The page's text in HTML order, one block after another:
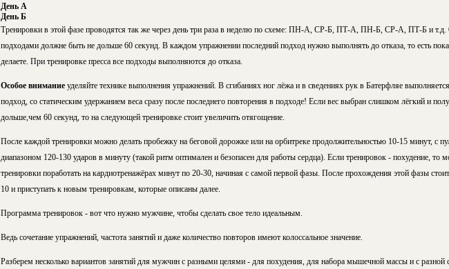
День А
День Б
Тренировки в этой фазе проводятся так же через день три раза в неделю по схеме: ПН-А, СР-Б, ПТ-А, ПН-Б, СР-А, ПТ-Б и
подходами должне быть не дольше 60 секунд. В каждом упражнении последний подход нужно выполнять до отказа, то есть
делаете. При тренировке пресса все подходы выполняются до отказа.
Особое внимание уделяйте технике выполнения упражнений. В сгибаниях ног лёжа и в сведениях рук в Батерфляе
подход, со статическим удержанием веса сразу после последнего повторения в подходе! Если вес выбран слишком лёгкий и
дольше,чем 60 секунд, то на следующей тренировке стоит увеличить отягощение.
После каждой тренировки можно делать пробежку на беговой дорожке или на орбитреке продолжительностью 10-15 минут, с
диапазоном 120-130 ударов в минуту (такой ритм оптимален и безопасен для работы сердца). Если тренировок - похудение, то
тренировки поработать на кардиотренажёрах минут по 20-30, начиная с самой первой фазы. После прохождения этой фазы
10 и приступать к новым тренировкам, которые описаны далее.
Программа тренировок - вот что нужно мужчине, чтобы сделать свое тело идеальным.
Ведь сочетание упражнений, частота занятий и даже количество повторов имеют колоссальное значение.
Разберем несколько вариантов занятий для мужчин с разными целями - для похудения, для набора мышечной массы и с разной